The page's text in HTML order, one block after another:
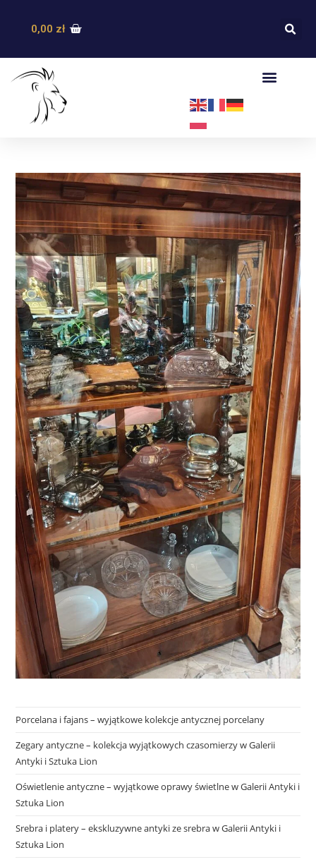
0,00 zł
Porcelana i fajans – wyjątkowe kolekcje antycznej porcelany
Zegary antyczne – kolekcja wyjątkowych czasomierzy w Galerii
Antyki i Sztuka Lion
Oświetlenie antyczne – wyjątkowe oprawy świetlne w Galerii Antyki i
Sztuka Lion
Srebra i platery – ekskluzywne antyki ze srebra w Galerii Antyki i
Sztuka Lion